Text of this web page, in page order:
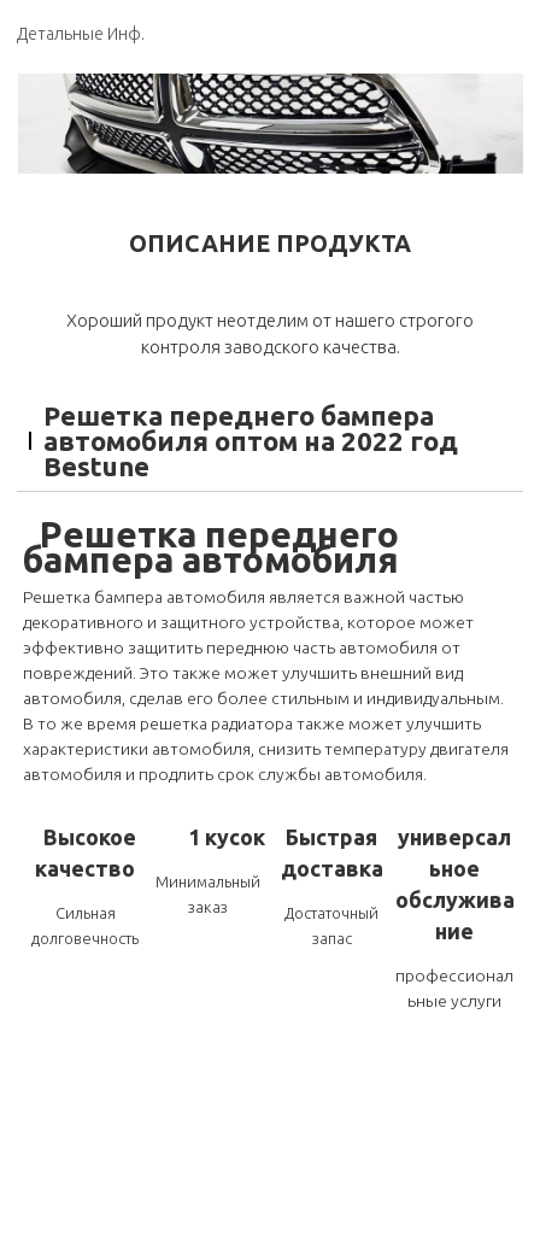
Детальные Инф.
ОПИСАНИЕ ПРОДУКТА
Хороший продукт неотделим от нашего строгого
контроля заводского качества.
Решетка переднего бампера
автомобиля оптом на 2022 год
Bestune
Решетка переднего
бампера автомобиля
Решетка бампера автомобиля является важной частью
декоративного и защитного устройства, которое может
эффективно защитить переднюю часть автомобиля от
повреждений. Это также может улучшить внешний вид
автомобиля, сделав его более стильным и индивидуальным.
В то же время решетка радиатора также может улучшить
характеристики автомобиля, снизить температуру двигателя
автомобиля и продлить срок службы автомобиля.
Высокое
качество
Сильная
долговечность
1 кусок
Минимальный
заказ
Быстрая
доставка
Достаточный
запас
универсал
ьное
обслужива
ние
профессионал
ьные услуги